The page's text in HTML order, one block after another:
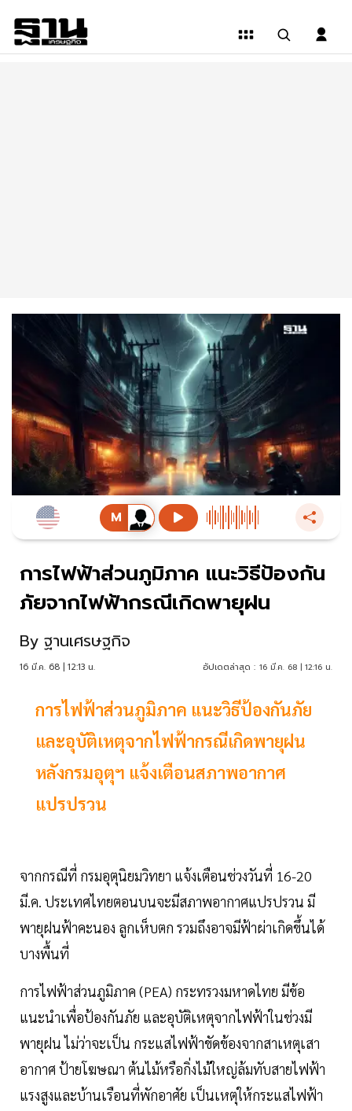
การไฟฟ้าส่วนภูมิภาค แนะวิธีป้องกัน
ภัยจากไฟฟ้ากรณีเกิดพายุฝน
By ฐานเศรษฐกิจ
16 มี.ค. 68 | 12:13 น. อัปเดตล่าสุด : 16 มี.ค. 68 | 12:16 น.
การไฟฟ้าส่วนภูมิภาค แนะวิธีป้องกันภัย
และอุบัติเหตุจากไฟฟ้ากรณีเกิดพายุฝน
หลังกรมอุตุฯ แจ้งเตือนสภาพอากาศ
แปรปรวน
จากกรณีที่ กรมอุตุนิยมวิทยา แจ้งเตือนช่วงวันที่ 16-20
มี.ค. ประเทศไทยตอนบนจะมีสภาพอากาศแปรปรวน มี
พายุฝนฟ้าคะนอง ลูกเห็บตก รวมถึงอาจมีฟ้าผ่าเกิดขึ้นได้
บางพื้นที่
การไฟฟ้าส่วนภูมิภาค (PEA) กระทรวงมหาดไทย มีข้อ
แนะนำเพื่อป้องกันภัย และอุบัติเหตุจากไฟฟ้าในช่วงมี
พายุฝน ไม่ว่าจะเป็น กระแสไฟฟ้าขัดข้องจากสาเหตุเสา
อากาศ ป้ายโฆษณา ต้นไม้หรือกิ่งไม้ใหญ่ล้มทับสายไฟฟ้า
แรงสูงและบ้านเรือนที่พักอาศัย เป็นเหตุให้กระแสไฟฟ้า